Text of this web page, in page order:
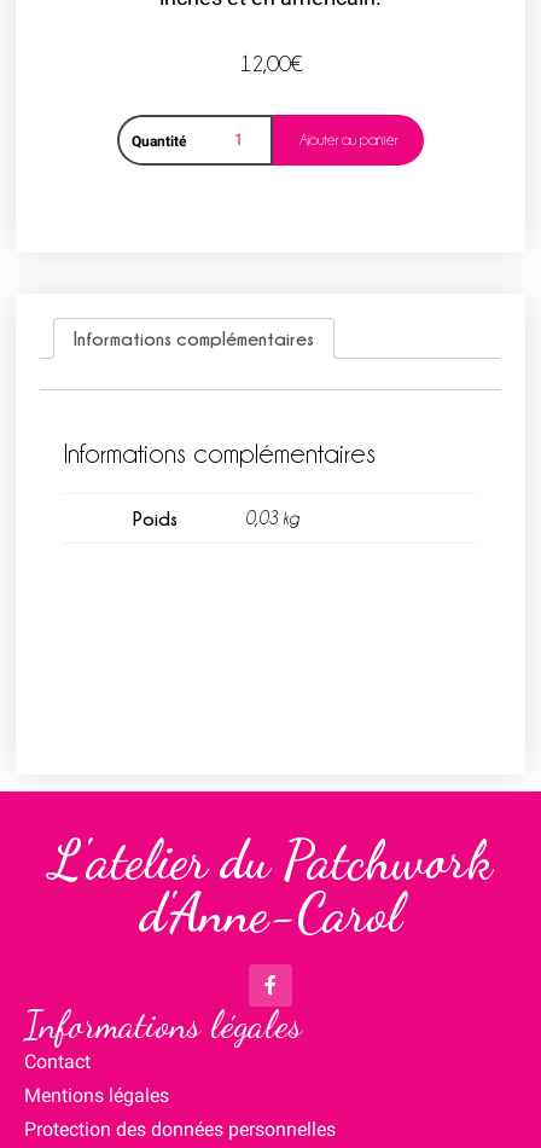
12,00€
Quantité Ajouter au panier
Informations complémentaires
Informations complémentaires
Poids 0,03 kg
L'atelier du Patchwork
d'Anne-Carol
Informations légales
Contact
Mentions légales
Protection des données personnelles